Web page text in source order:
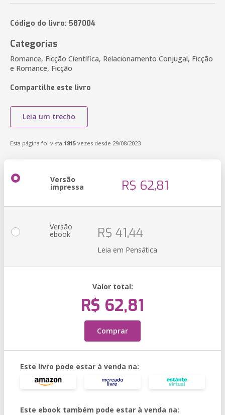
Código do livro: 587004
Categorias
Romance, Ficção Científica, Relacionamento Conjugal, Ficção
e Romance, Ficção
Compartilhe este livro
Leia um trecho
Esta página foi vista 1815 vezes desde 29/08/2023
Versão
impressa R$ 62,81
Versão
ebook R$ 41,44
Leia em Pensática
Valor total:
R$ 62,81
Comprar
Este livro pode estar à venda na:
Este ebook também pode estar à venda na: